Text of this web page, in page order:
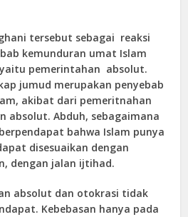
tersebut sebagai reaksi
kemunduran umat Islam
pemerintahan absolut.
jumud merupakan penyebab
akibat dari pemeritnahan
absolut. Abduh, sebagaimana
bahwa Islam punya
disesuaikan dengan
dengan jalan ijtihad.
absolut dan otokrasi tidak
Kebebasan hanya pada